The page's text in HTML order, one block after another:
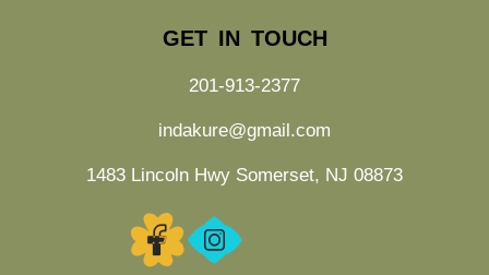
GET IN TOUCH
201-913-2377
indakure@gmail.com
1483 Lincoln Hwy Somerset, NJ 08873